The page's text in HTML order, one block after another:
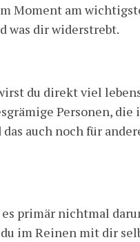
Moment am
was dir widerstrebt.
du direkt viel
Personen, die
auch noch für
primär nichtmal
im Reinen mit dir